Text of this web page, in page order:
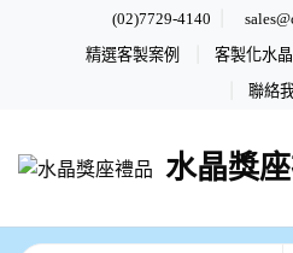
(02)7729-4140
精選客製案例 客製化水
聯絡
水晶獎